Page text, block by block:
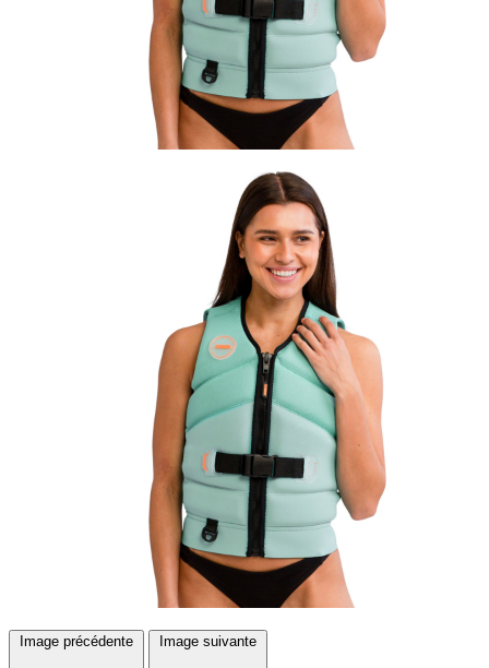
Image précédente Image suivante